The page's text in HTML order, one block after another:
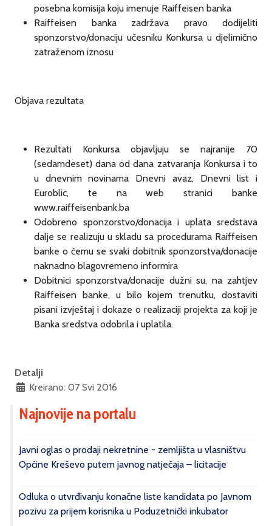
posebna komisija koju imenuje Raiffeisen banka
Raiffeisen banka zadržava pravo dodijeliti
sponzorstvo/donaciju učesniku Konkursa u djelimično
zatraženom iznosu
Objava rezultata
Rezultati Konkursa objavljuju se najranije 70
(sedamdeset) dana od dana zatvaranja Konkursa i to
u dnevnim novinama Dnevni avaz, Dnevni list i
Euroblic, te na web stranici banke
www.raiffeisenbank.ba
Odobreno sponzorstvo/donacija i uplata sredstava
dalje se realizuju u skladu sa procedurama Raiffeisen
banke o čemu se svaki dobitnik sponzorstva/donacije
naknadno blagovremeno informira
Dobitnici sponzorstva/donacije dužni su, na zahtjev
Raiffeisen banke, u bilo kojem trenutku, dostaviti
pisani izvještaj i dokaze o realizaciji projekta za koji je
Banka sredstva odobrila i uplatila.
Detalji
Kreirano: 07 Svi 2016
Najnovije na portalu
Javni oglas o prodaji nekretnine - zemljišta u vlasništvu
Općine Kreševo putem javnog natječaja – licitacije
Odluka o utvrđivanju konačne liste kandidata po Javnom
pozivu za prijem korisnika u Poduzetnički inkubator